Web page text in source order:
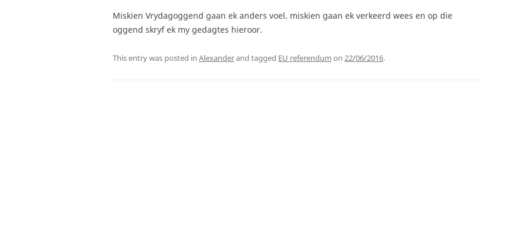
Miskien Vrydagoggend gaan ek anders voel, miskien gaan ek verkeerd wees en op die
oggend skryf ek my gedagtes hieroor.
This entry was posted in Alexanderand tagged EU referendum on 22/06/2016.